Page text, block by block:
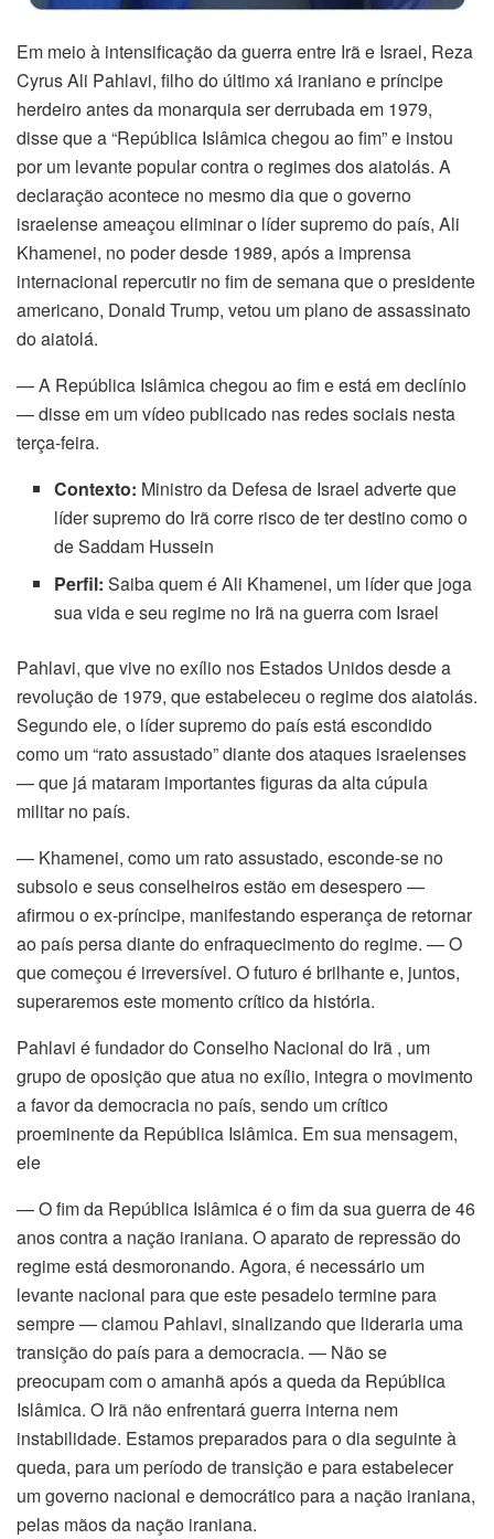
Em meio à intensificação da guerra entre Irã e Israel, Reza
Cyrus Ali Pahlavi, filho do último xá iraniano e príncipe
herdeiro antes da monarquia ser derrubada em 1979,
disse que a “República Islâmica chegou ao fim” e instou
por um levante popular contra o regimes dos aiatolás. A
declaração acontece no mesmo dia que o governo
israelense ameaçou eliminar o líder supremo do país, Ali
Khamenei, no poder desde 1989, após a imprensa
internacional repercutir no fim de semana que o presidente
americano, Donald Trump, vetou um plano de assassinato
do aiatolá.
— A República Islâmica chegou ao fim e está em declínio
— disse em um vídeo publicado nas redes sociais nesta
terça-feira.
Contexto: Ministro da Defesa de Israel adverte que
líder supremo do Irã corre risco de ter destino como o
de Saddam Hussein
Perfil:Saiba quem é Ali Khamenei, um líder que joga
sua vida e seu regime no Irã na guerra com Israel
Pahlavi, que vive no exílio nos Estados Unidos desde a
revolução de 1979, que estabeleceu o regime dos aiatolás.
Segundo ele, o líder supremo do país está escondido
como um “rato assustado” diante dos ataques israelenses
— que já mataram importantes figuras da alta cúpula
militar no país.
— Khamenei, como um rato assustado, esconde-se no
subsolo e seus conselheiros estão em desespero —
afirmou o ex-príncipe, manifestando esperança de retornar
ao país persa diante do enfraquecimento do regime. — O
que começou é irreversível. O futuro é brilhante e, juntos,
superaremos este momento crítico da história.
Pahlavi é fundador do Conselho Nacional do Irã , um
grupo de oposição que atua no exílio, integra o movimento
a favor da democracia no país, sendo um crítico
proeminente da República Islâmica. Em sua mensagem,
ele
— O fim da República Islâmica é o fim da sua guerra de 46
anos contra a nação iraniana. O aparato de repressão do
regime está desmoronando. Agora, é necessário um
levante nacional para que este pesadelo termine para
sempre — clamou Pahlavi, sinalizando que lideraria uma
transição do país para a democracia. — Não se
preocupam com o amanhã após a queda da República
Islâmica. O Irã não enfrentará guerra interna nem
instabilidade. Estamos preparados para o dia seguinte à
queda, para um período de transição e para estabelecer
um governo nacional e democrático para a nação iraniana,
pelas mãos da nação iraniana.